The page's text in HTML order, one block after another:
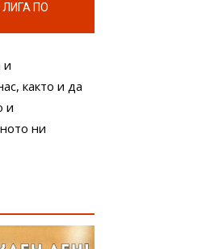
ПО
и
както и да
и
ни